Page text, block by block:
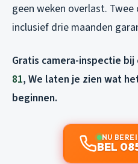
geen weken overlast.
inclusief drie maanden
Gratis camera-inspectie
81, We laten je zien wat
beginnen.
NU
BEL